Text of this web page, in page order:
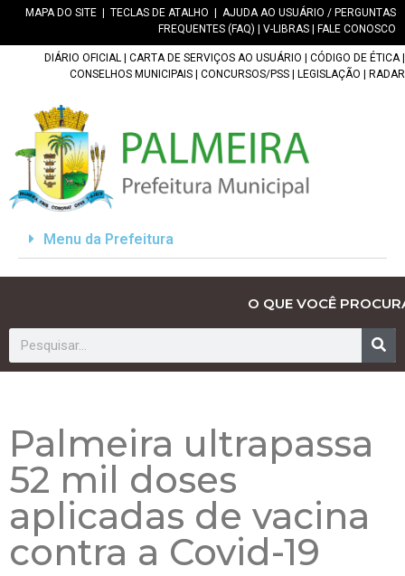
MAPA DO SITE TECLAS DE ATALHO
AJUDA AO USUÁRIO / PERGUNTAS
FREQUENTES (FAQ)
V-LIBRAS FALE CONOSCO
DIÁRIO OFICIAL CARTA DE SERVIÇOS AO USUÁRIO CÓDIGO DE ÉTICA|
CONSELHOS MUNICIPAIS
CONCURSOS/PSS LEGISLAÇÃO RADAR
Menu da Prefeitura
O QUE VOCÊ
Palmeira ultrapassa
52 mil doses
aplicadas de vacina
contra a Covid-19